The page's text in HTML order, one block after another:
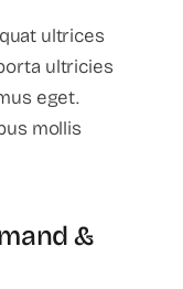
ultrices
ultricies
eget.
mollis
&